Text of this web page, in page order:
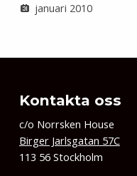
januari 2010
Kontakta oss
c/o Norrsken House
Birger Jarlsgatan 57C
113 56 Stockholm